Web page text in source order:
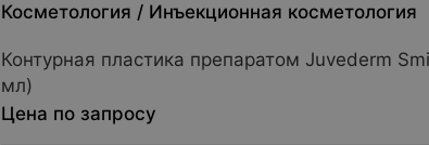
Косметология / Инъекционная косметология
Контурная пластика препаратом Juvederm
мл)
Цена по запросу